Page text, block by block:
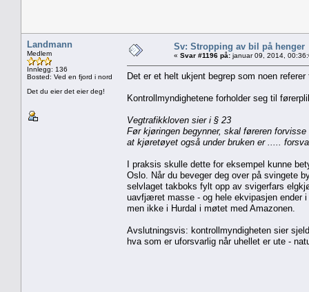
Landmann
Medlem
Innlegg: 136
Bosted: Ved en fjord i nord
Det du eier det eier deg!
Sv: Stropping av bil på henger
« Svar #1196 på: januar 09, 2014,
Det er et helt ukjent begrep som noen
Kontrollmyndighetene forholder seg til
Vegtrafikkloven sier i § 23
Før kjøringen begynner, skal føreren
at kjøretøyet også under bruken er .....
I praksis skulle dette for eksempel kunne
Oslo. Når du beveger deg over på svingete
selvlaget takboks fylt opp av svigerfars
uavfjæret masse - og hele ekvipasjen ender
men ikke i Hurdal i møtet med Amazonen.
Avslutningsvis: kontrollmyndigheten sier
hva som er uforsvarlig når uhellet er ute -